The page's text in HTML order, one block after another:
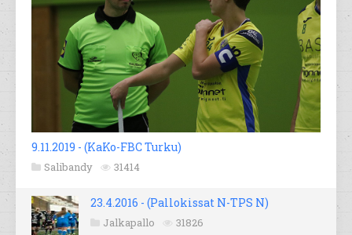
9.11.2019 - (KaKo-FBC Turku)
Salibandy 31414
23.4.2016 - (Pallokissat N-TPS N)
Jalkapallo 31826